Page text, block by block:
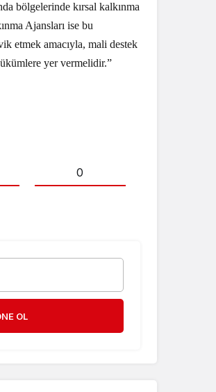
bölgelerinde kırsal kalkınma
Ajansları ise bu
etmek amacıyla, mali destek
yer vermelidir.”
0
OL